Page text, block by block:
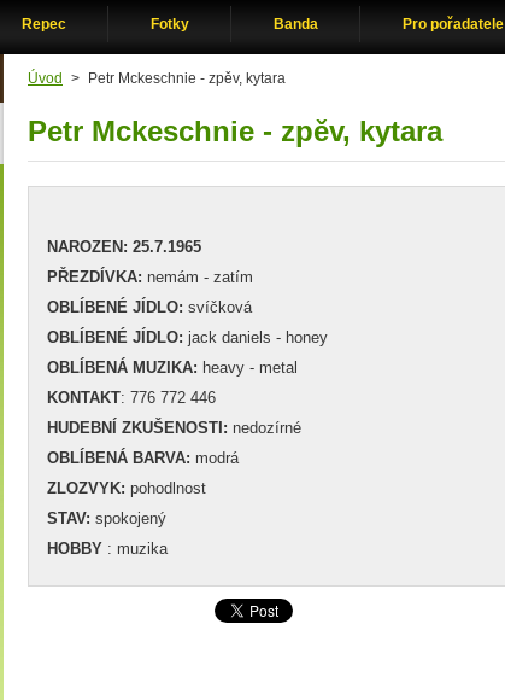
Repec Fotky Banda Pro pořadatele
Úvod > Petr Mckeschnie - zpěv, kytara
Petr Mckeschnie - zpěv, kytara
NAROZEN: 25.7.1965
PŘEZDÍVKA: nemám - zatím
OBLÍBENÉ JÍDLO: svíčková
OBLÍBENÉ JÍDLO: jack daniels - honey
OBLÍBENÁ MUZIKA: heavy - metal
KONTAKT: 776 772 446
HUDEBNÍ ZKUŠENOSTI: nedozírné
OBLÍBENÁ BARVA: modrá
ZLOZVYK: pohodlnost
STAV: spokojený
HOBBY : muzika